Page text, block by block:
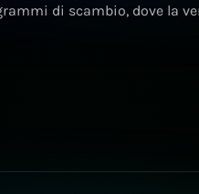
di scambio, dove la